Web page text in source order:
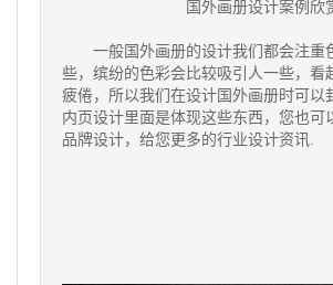
国外画册设计案例欣
一般国外画册的设计我们都会注重
些，缤纷的色彩会比较吸引人一些，看
疲倦，所以我们在设计国外画册时可以
内页设计里面是体现这些东西，您也可
品牌设计，给您更多的行业设计资讯.